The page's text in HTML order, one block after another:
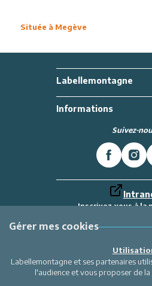
Située à Megève
Labellemontagne
Informations
Suivez-
Inscrivez-vous à la
Gérer mes cookies
Labellemontagne et ses partenaires
l'audience et vous proposer de